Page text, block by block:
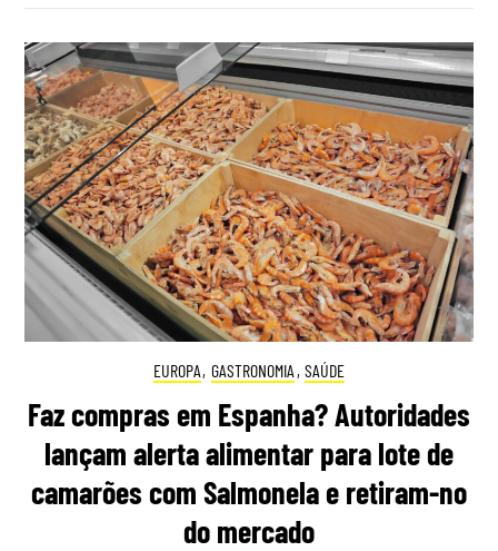
EUROPA, GASTRONOMIA , SAÚDE
Faz compras em Espanha? Autoridades
lançam alerta alimentar para lote de
camarões com Salmonela e retiram-no
do mercado